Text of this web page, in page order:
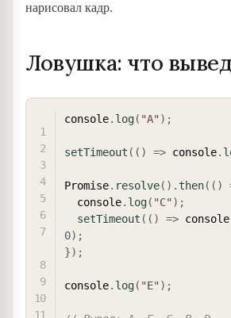
нарисовал кадр.
Ловушка: что
console. log( "A") ;
setTimeout ( ( ) => console.
Promise. resolve( ) .then( ( )
  console
. log( "C") ;
setTimeout ( ( ) => console
0) ;
}) ;
console. log( "E") ;